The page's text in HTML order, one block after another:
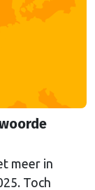
post” van
meer in
Toch